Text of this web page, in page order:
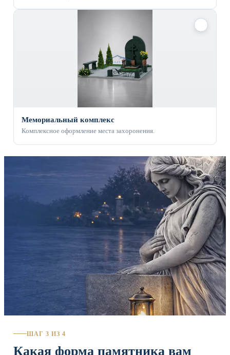
Мемориальный комплекс
Комплексное оформление места захоронения.
ШАГ 3 ИЗ 4
Какая форма памятника вам